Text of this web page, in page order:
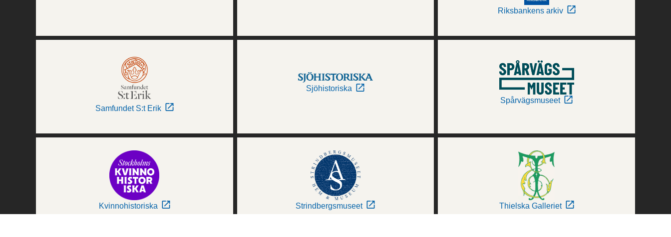
Riksbankens arkiv
Samfundet S:t Erik
Sjöhistoriska
Spårvägsmuseet
Kvinnohistoriska Strindbergsmuseet Thielska Galleriet